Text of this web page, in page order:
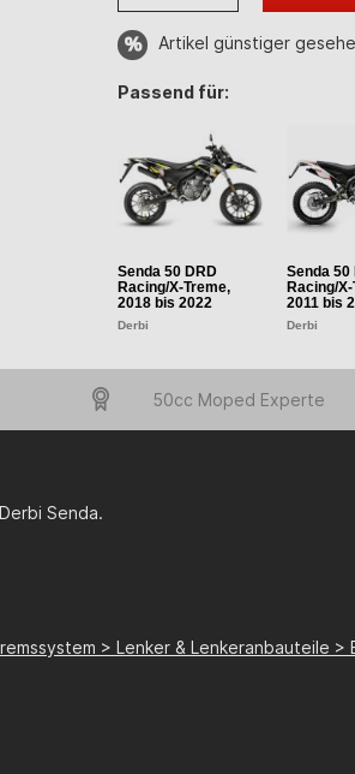
Artikel günstiger
Passend für:
Senda 50 DRD
Racing/X-Treme,
2018 bis 2022
Derbi
Senda 50
Racing/
2011 bis
Derbi
50cc Moped Experte
Senda.
> Lenker & Lenkeranbauteile >